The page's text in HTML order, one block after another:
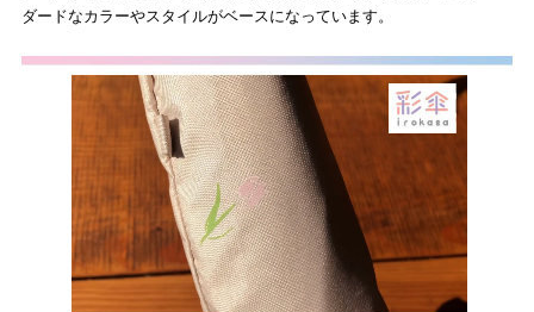
ダードなカラーやスタイルがベースになっています。